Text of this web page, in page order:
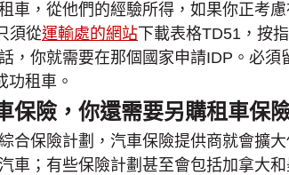
車，從他們的經驗所得，如果你正考
須從運輸處的網站 下載表格TD51，按
，你就需要在那個國家申請IDP。必
功租車。
保險，你還需要另購租車保
合保險計劃，汽車保險提供商就會擴
車；有些保險計劃甚至會包括加拿大